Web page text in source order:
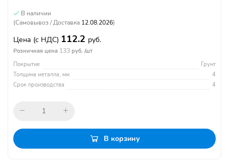
В наличии
(Самовывоз / Доставка 12.08.2026)
Цена (с НДС) 112.2 руб.
Розничная цена 133 руб. /шт
Покрытие
Грунт
Толщина металла, мм
4
Срок производства
4
В корзину